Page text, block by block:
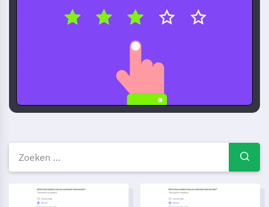
Gratis enquêtevoorbeelden
Patiëntgegevens Delen Toestemming Enquête Sjabloon
Inschrijfformulier voor